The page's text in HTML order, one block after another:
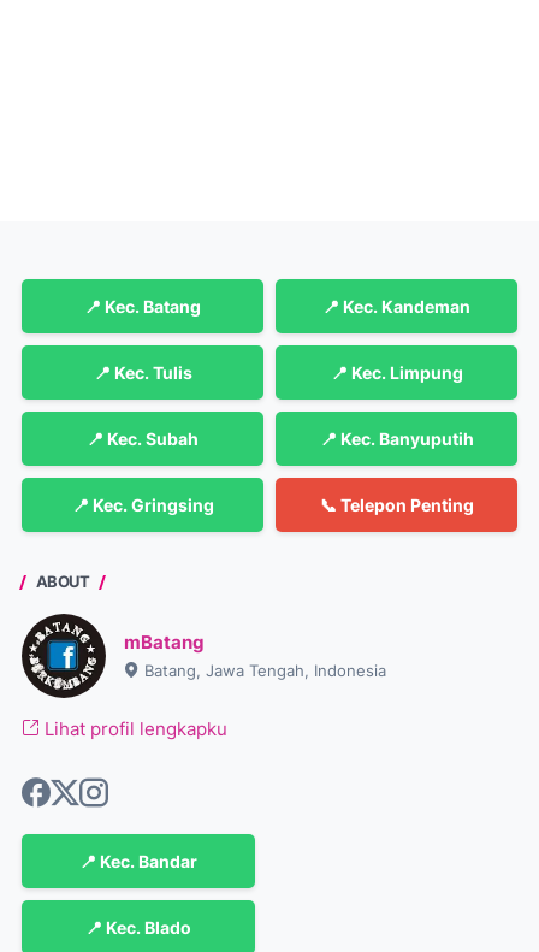
📍 Kec. Batang 📍 Kec. Kandeman
📍 Kec. Tulis 📍 Kec. Limpung
📍 Kec. Subah 📍 Kec. Banyuputih
📍 Kec. Gringsing 📞 Telepon Penting
ABOUT
mBatang
Batang, Jawa Tengah, Indonesia
Lihat profil lengkapku
📍 Kec. Bandar
📍 Kec. Blado